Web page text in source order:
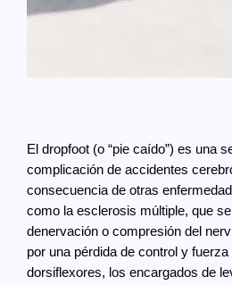
El dropfoot (o “pie caído”) es una
complicación de accidentes
consecuencia de otras
como la esclerosis múltiple, que
denervación o compresión del
por una pérdida de control y
dorsiflexores, los encargados de